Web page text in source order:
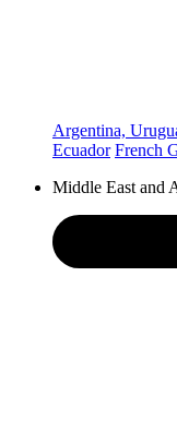
Argentina,
Ecuador French
Middle East and